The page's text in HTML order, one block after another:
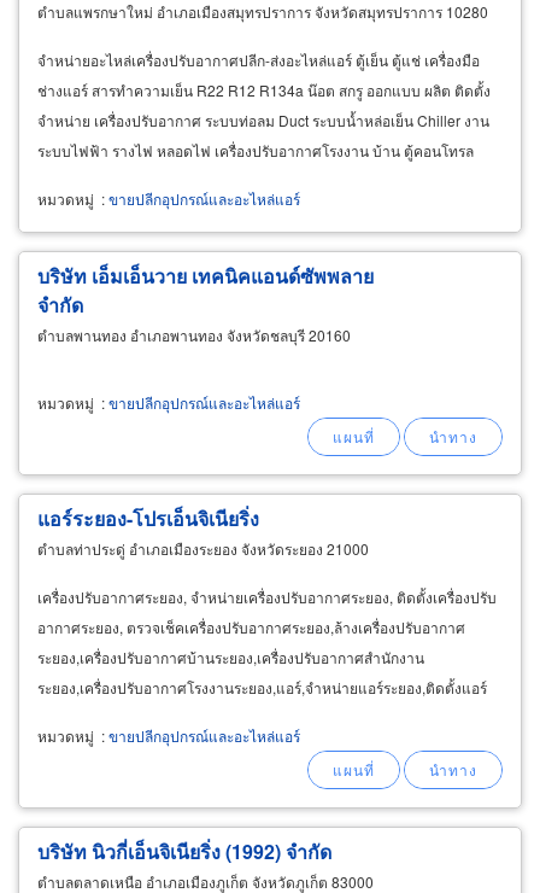
ตำบลแพรกษาใหม่ อำเภอเมืองสมุทรปราการ จังหวัดสมุทรปราการ 10280
จำหน่ายอะไหล่เครื่องปรับอากาศปลีก-ส่งอะไหล่แอร์ ตู้เย็น ตู้แช่ เครื่องมือ
ช่างแอร์ สารทำความเย็น R22 R12 R134a น๊อต สกรู ออกแบบ ผลิต ติดตั้ง
จำหน่าย เครื่องปรับอากาศ ระบบท่อลม Duct ระบบน้ำหล่อเย็น Chiller งาน
ระบบไฟฟ้า รางไฟ หลอดไฟ เครื่องปรับอากาศโรงงาน บ้าน ตู้คอนโทรล
หมวดหมู่ :ขายปลีกอุปกรณ์และอะไหล่แอร์
บริษัท เอ็มเอ็นวาย เทคนิคแอนด์ซัพพลาย
จำกัด
ตำบลพานทอง อำเภอพานทอง จังหวัดชลบุรี 20160
หมวดหมู่ :ขายปลีกอุปกรณ์และอะไหล่แอร์
แอร์ระยอง-โปรเอ็นจิเนียริ่ง
ตำบลท่าประดู่ อำเภอเมืองระยอง จังหวัดระยอง 21000
เครื่องปรับอากาศระยอง, จำหน่ายเครื่องปรับอากาศระยอง, ติดตั้งเครื่องปรับ
อากาศระยอง, ตรวจเช็คเครื่องปรับอากาศระยอง,ล้างเครื่องปรับอากาศ
ระยอง,เครื่องปรับอากาศบ้านระยอง,เครื่องปรับอากาศสำนักงาน
ระยอง,เครื่องปรับอากาศโรงงานระยอง,แอร์,จำหน่ายแอร์ระยอง,ติดตั้งแอร์
หมวดหมู่ :ขายปลีกอุปกรณ์และอะไหล่แอร์
บริษัท นิวกี่เอ็นจิเนียริ่ง (1992) จำกัด
ตำบลตลาดเหนือ อำเภอเมืองภูเก็ต จังหวัดภูเก็ต 83000